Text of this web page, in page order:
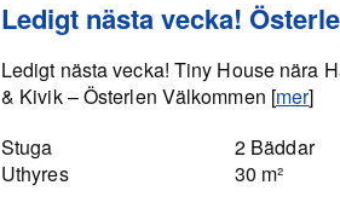
Ledigt nästa vecka!
Ledigt nästa vecka! Tiny House nära
& Kivik – Österlen Välkommen [mer]
Stuga
Uthyres
2 Bäddar
30 m²